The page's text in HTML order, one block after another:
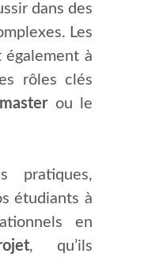
dans des
Les
également à
rôles clés
ou le
pratiques,
étudiants à
en
, qu’ils